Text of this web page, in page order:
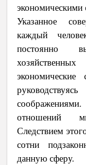
Указанное
каждый
постоянно
отношений
Следствием
сотни
данную сферу.